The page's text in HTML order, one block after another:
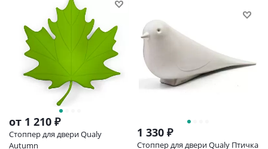
от 1 210 ₽
Стоппер для двери Qualy
Autumn
1 330 ₽
Стоппер для двери Qualy Птичка